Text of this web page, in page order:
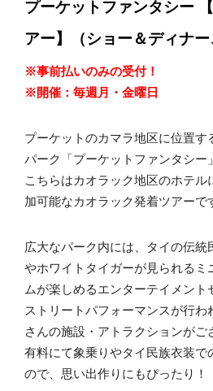
プーケットファンタシー
アー】（ショー＆ディナー
※事前払いのみの受付！
※開催：毎週月・金曜日
プーケットのカマラ地区に位置す
パーク「プーケットファンタシー
こちらはカオラック地区のホテル
加可能なカオラック発着ツアーで
広大なパーク内には、タイの伝統
やホワイトタイガーが見られるミ
ムが楽しめるエンターテイメン
ストリートパフォーマンスが行わ
さんの施設・アトラクションがご
有料にて象乗りやタイ民族衣装で
ので、思い出作りにもぴったり！